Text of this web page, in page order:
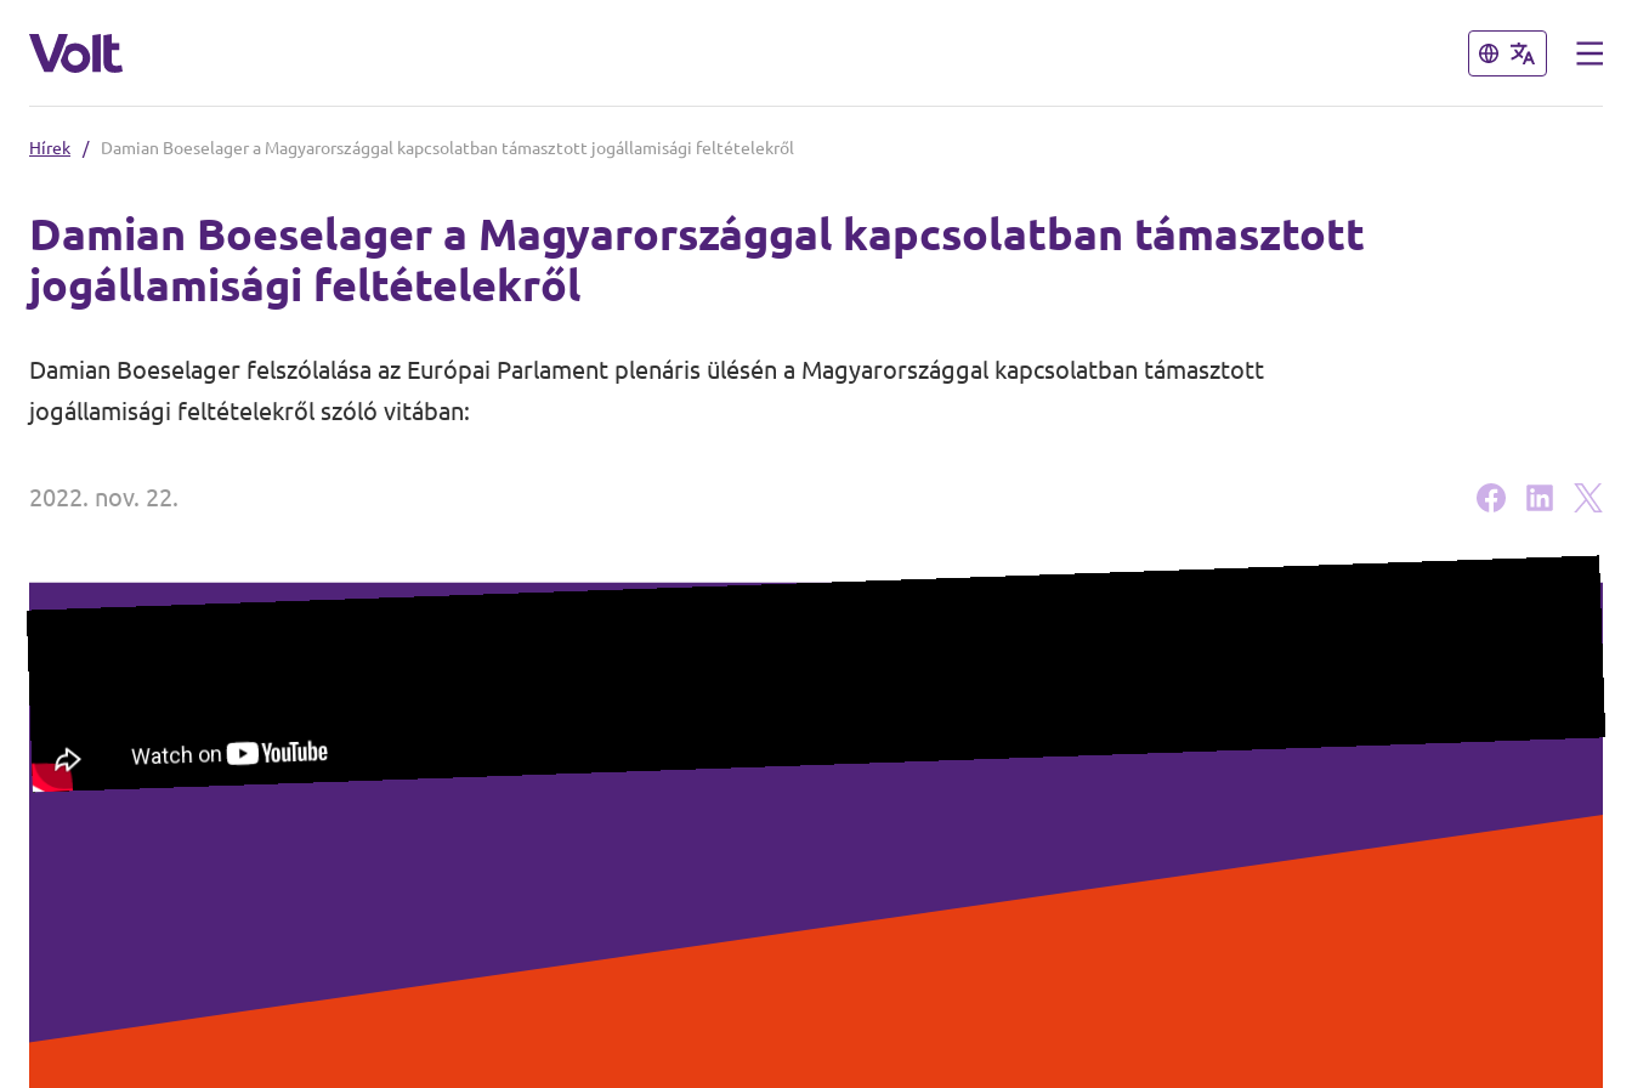
Bezárás
Magyar
Volt Europa
Bezárás
Irányelvek
A Volt-ról
Hírek / Damian Boeselager a Magyarországgal kapcsolatban támasztott jogállamisági feltételekről
Damian Boeselager a Magyarországgal kapcsolatban támasztott
jogállamisági feltételekről
Damian Boeselager felszólalása az Európai Parlament plenáris ülésén a Magyarországgal kapcsolatban támasztott
jogállamisági feltételekről szóló vitában:
2022. nov. 22.